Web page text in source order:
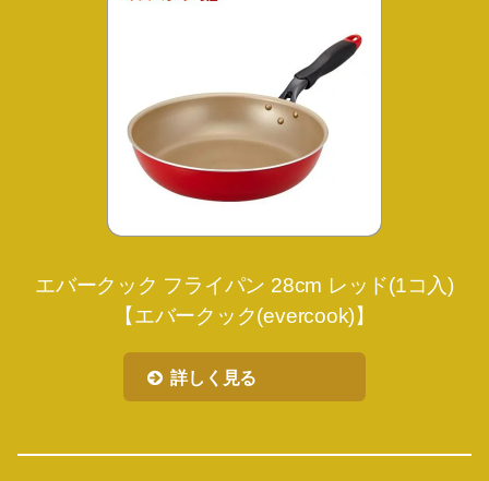
エバークック フライパン 28cm レッド(1コ入)
【エバークック(evercook)】
詳しく見る